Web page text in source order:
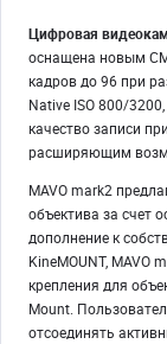
Цифровая
оснащена новым
кадров до 96 при
Native ISO 800/
качество записи
расширяющим
MAVO mark2
объектива за счет
дополнение к
KineMOUNT, MAVO
крепления для
Mount.
отсоединять